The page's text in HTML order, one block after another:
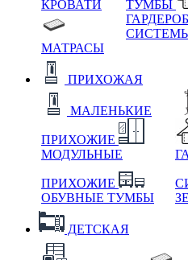
КРОВАТИ
МАТРАСЫ
ТУМБЫ
ПРИХОЖАЯ
МАЛЕНЬКИЕ
ПРИХОЖИЕ
МОДУЛЬНЫЕ
ПРИХОЖИЕ
ОБУВНЫЕ ТУМБЫ
ДЕТСКАЯ